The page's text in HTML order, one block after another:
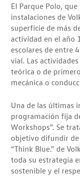
El Parque Polo,
instalaciones de
superficie de más
actividad en el año
escolares de entre
vial. Las
teórica o de
mecánica o
Una de las últimas
programación fija
Workshops”. Se
objetivo difundir
“Think Blue.” de
toda su estrategia
sostenible y el